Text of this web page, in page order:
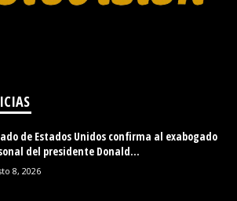
de Estados Unidos confirma al exabogado
del presidente Donald...
8, 2026